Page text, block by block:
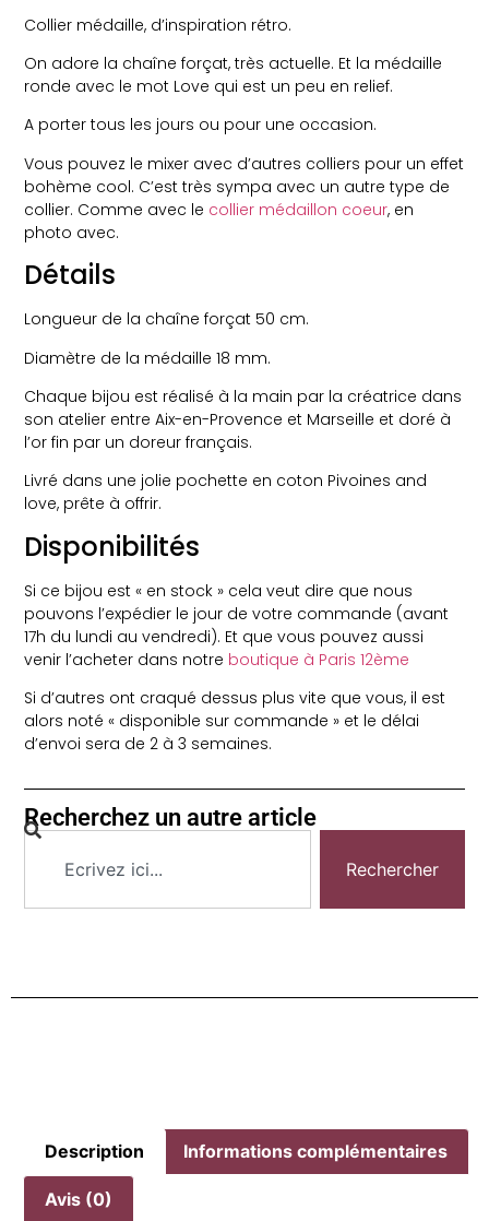
Collier médaille, d’inspiration rétro.
On adore la chaîne forçat, très actuelle. Et la médaille
ronde avec le mot Love qui est un peu en relief.
A porter tous les jours ou pour une occasion.
Vous pouvez le mixer avec d’autres colliers pour un effet
bohème cool. C’est très sympa avec un autre type de
collier. Comme avec le collier médaillon coeur, en
photo avec.
Détails
Longueur de la chaîne forçat 50 cm.
Diamètre de la médaille 18 mm.
Chaque bijou est réalisé à la main par la créatrice dans
son atelier entre Aix-en-Provence et Marseille et doré à
l’or fin par un doreur français.
Livré dans une jolie pochette en coton Pivoines and
love, prête à offrir.
Disponibilités
Si ce bijou est « en stock » cela veut dire que nous
pouvons l’expédier le jour de votre commande (avant
17h du lundi au vendredi). Et que vous pouvez aussi
venir l’acheter dans notre boutique à Paris 12ème
Si d’autres ont craqué dessus plus vite que vous, il est
alors noté « disponible sur commande » et le délai
d’envoi sera de 2 à 3 semaines.
Recherchez un autre article
Rechercher
Description Informations complémentaires
Avis (0)